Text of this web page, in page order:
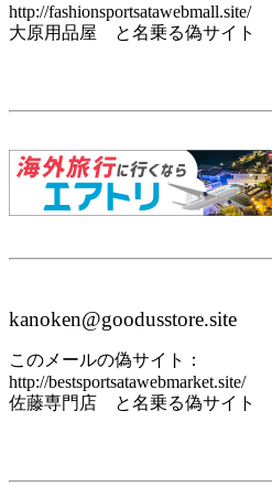
http://fashionsportsatawebmall.site/
大原用品屋 と名乗る偽サイト
kanoken@goodusstore.site
このメールの偽サイト：
http://bestsportsatawebmarket.site/
佐藤専門店 と名乗る偽サイト